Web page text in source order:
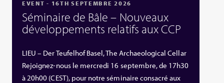
EVENT - 16TH SEPTEMBRE 2026
Séminaire de Bâle – Nouveaux
développements relatifs aux CCP
LIEU – Der Teufelhof Basel, The Archaeological Cellar
Rejoignez-nous le mercredi 16 septembre, de 17h30
à 20h00 (CEST), pour notre séminaire consacré aux